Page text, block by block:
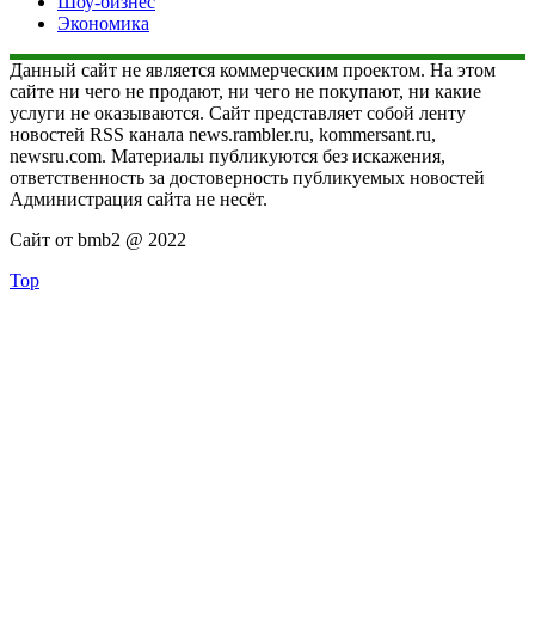
Экономика
Данный сайт не является коммерческим проектом. На этом
сайте ни чего не продают, ни чего не покупают, ни какие
услуги не оказываются. Сайт представляет собой ленту
новостей RSS канала news.rambler.ru, kommersant.ru,
newsru.com. Материалы публикуются без искажения,
ответственность за достоверность публикуемых новостей
Администрация сайта не несёт.
Сайт от bmb2 @ 2022
Top